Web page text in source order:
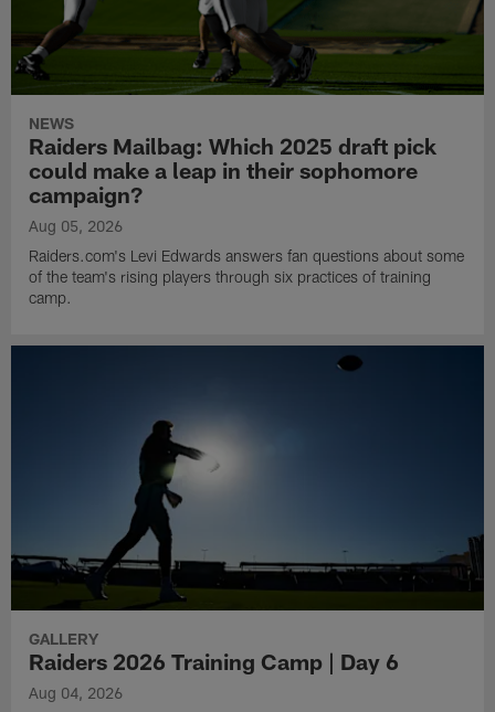
NEWS
Raiders Mailbag: Which 2025 draft pick
could make a leap in their sophomore
campaign?
Aug 05, 2026
Raiders.com's Levi Edwards answers fan questions about some
of the team's rising players through six practices of training
camp.
GALLERY
Raiders 2026 Training Camp | Day 6
Aug 04, 2026